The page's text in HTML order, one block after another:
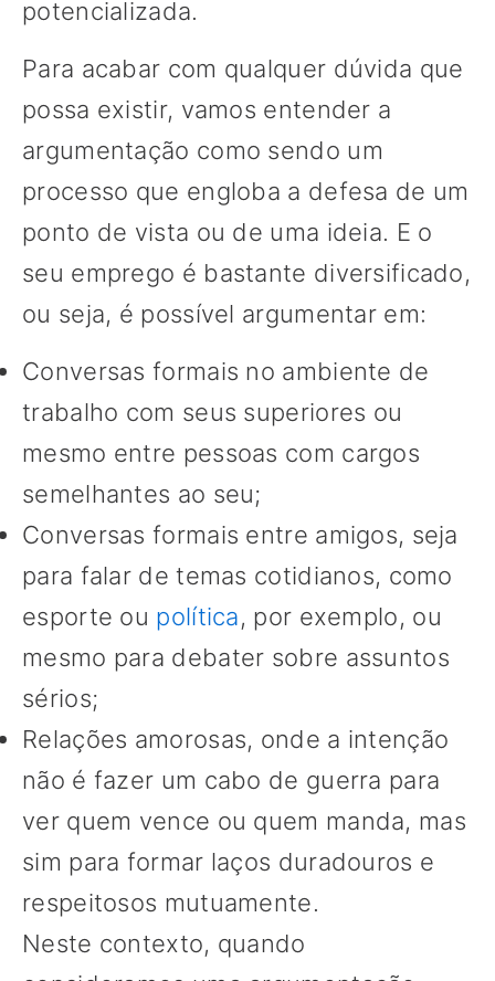
potencializada.
Para acabar com qualquer dúvida que
possa existir, vamos entender a
argumentação como sendo um
processo que engloba a defesa de um
ponto de vista ou de uma ideia. E o
seu emprego é bastante diversificado,
ou seja, é possível argumentar em:
Conversas formais no ambiente de
trabalho com seus superiores ou
mesmo entre pessoas com cargos
semelhantes ao seu;
Conversas formais entre amigos, seja
para falar de temas cotidianos, como
esporte ou política, por exemplo, ou
mesmo para debater sobre assuntos
sérios;
Relações amorosas, onde a intenção
não é fazer um cabo de guerra para
ver quem vence ou quem manda, mas
sim para formar laços duradouros e
respeitosos mutuamente.
Neste contexto, quando